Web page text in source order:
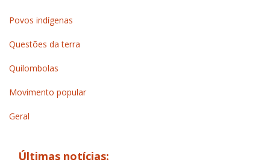
Povos indígenas
Questões da terra
Quilombolas
Movimento popular
Geral
Últimas notícias: